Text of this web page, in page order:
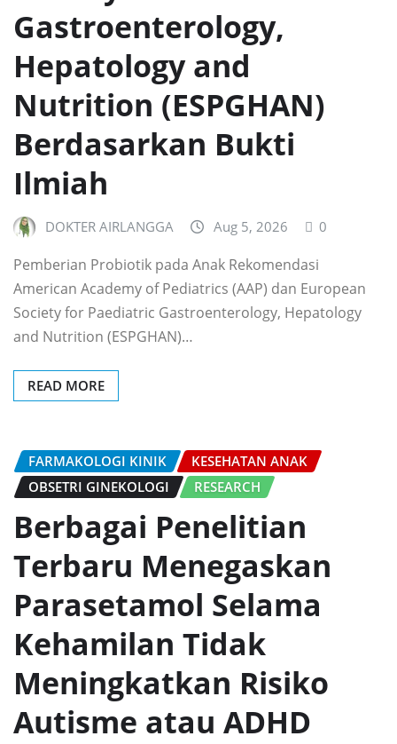
Gastroenterology,
Hepatology and
Nutrition (ESPGHAN)
Berdasarkan Bukti
Ilmiah
DOKTER AIRLANGGA Aug 5, 2026 0
Pemberian Probiotik pada Anak Rekomendasi
American Academy of Pediatrics (AAP) dan European
Society for Paediatric Gastroenterology, Hepatology
and Nutrition (ESPGHAN)…
READ MORE
FARMAKOLOGI KINIK
KESEHATAN ANAK
OBSETRI GINEKOLOGI
RESEARCH
Berbagai Penelitian
Terbaru Menegaskan
Parasetamol Selama
Kehamilan Tidak
Meningkatkan Risiko
Autisme atau ADHD